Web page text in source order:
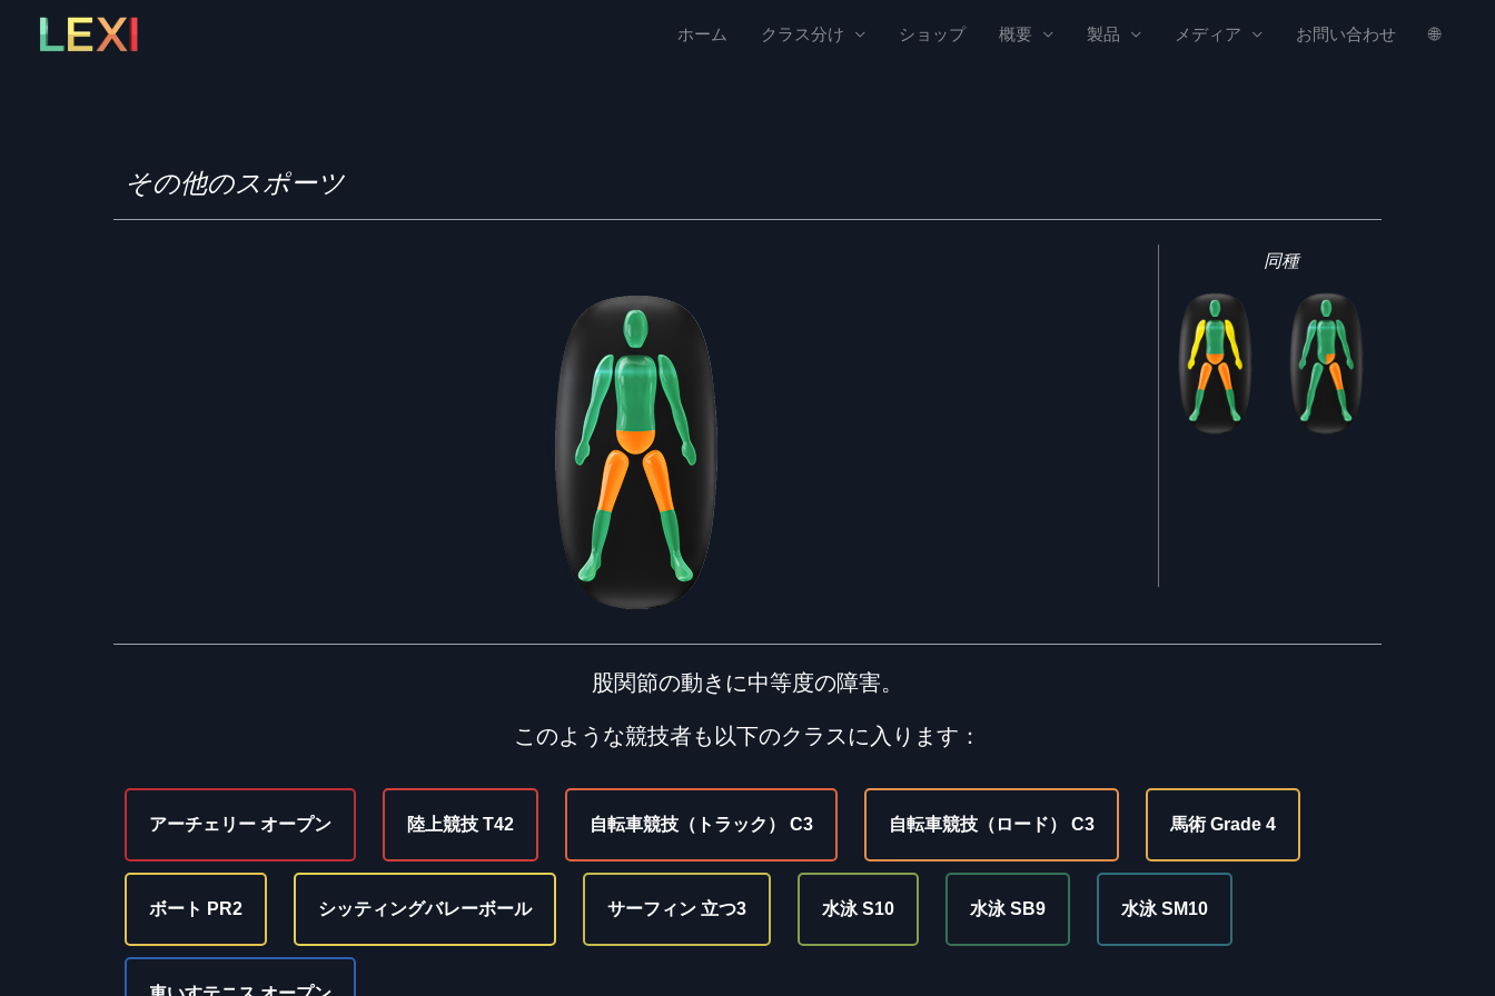
ホーム クラス分け ショップ 概要 製品 メディア お問い合わせ 🌐
その他のスポーツ
同種
股関節の動きに中等度の障害。
このような競技者も以下のクラスに入ります：
アーチェリー オープン 陸上競技 T42 自転車競技（トラック） C3 自転車競技（ロード） C3 馬術 Grade 4
ボート PR2 シッティングバレーボール サーフィン 立つ3 水泳 S10 水泳 SB9 水泳 SM10